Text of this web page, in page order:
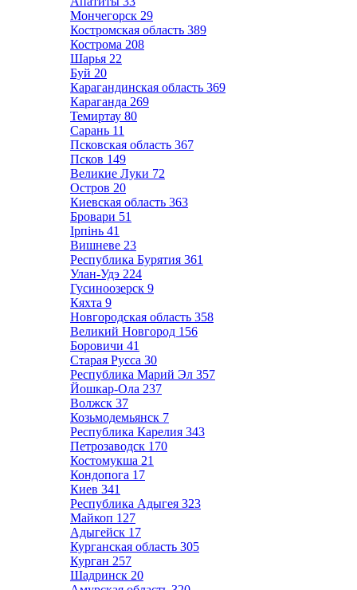
Мончегорск 29
Костромская область 389
Кострома 208
Шарья 22
Буй 20
Карагандинская область 369
Караганда 269
Темиртау 80
Сарань 11
Псковская область 367
Псков 149
Великие Луки 72
Остров 20
Киевская область 363
Бровари 51
Ірпінь 41
Вишневе 23
Республика Бурятия 361
Улан-Удэ 224
Гусиноозерск 9
Кяхта 9
Новгородская область 358
Великий Новгород 156
Боровичи 41
Старая Русса 30
Республика Марий Эл 357
Йошкар-Ола 237
Волжск 37
Козьмодемьянск 7
Республика Карелия 343
Петрозаводск 170
Костомукша 21
Кондопога 17
Киев 341
Республика Адыгея 323
Майкоп 127
Адыгейск 17
Курганская область 305
Курган 257
Шадринск 20